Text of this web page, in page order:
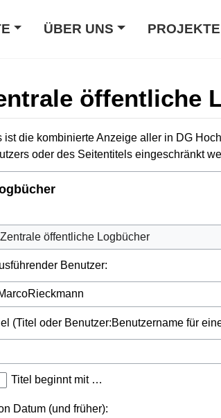
ÜBER UNS PROJEKTE
öffentliche
zu:Navigation,Suche
ist die kombinierte Anzeige aller in DG
oder des Seitentitels eingeschränkt
Benutzer:
(Titel oder Benutzer:Benutzername für
Titel beginnt mit …
Datum (und früher):